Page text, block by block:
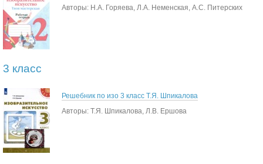
Авторы: Н.А. Горяева, Л.А. Неменская, А.С. Питерских
3 класс
Решебник по изо 3 класс Т.Я. Шпикалова
Авторы: Т.Я. Шпикалова, Л.В. Ершова